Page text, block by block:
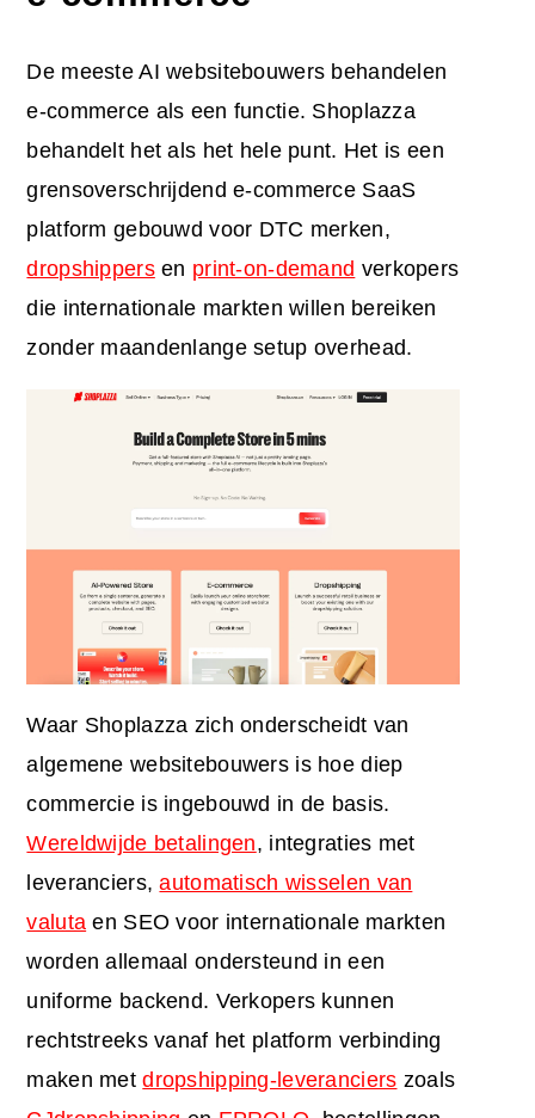
De meeste AI websitebouwers behandelen
e-commerce als een functie. Shoplazza
behandelt het als het hele punt. Het is een
grensoverschrijdend e-commerce SaaS
platform gebouwd voor DTC merken,
dropshippersen print-on-demand verkopers
die internationale markten willen bereiken
zonder maandenlange setup overhead.
Waar Shoplazza zich onderscheidt van
algemene websitebouwers is hoe diep
commercie is ingebouwd in de basis.
Wereldwijde betalingen, integraties met
leveranciers,automatisch wisselen van
valuta en SEO voor internationale markten
worden allemaal ondersteund in een
uniforme backend. Verkopers kunnen
rechtstreeks vanaf het platform verbinding
maken metdropshipping-leveranciers zoals